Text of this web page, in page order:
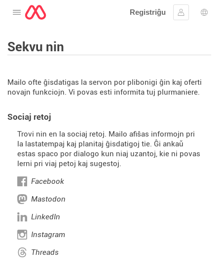
Malfermu la menuon
Registriĝu
Ensaluti
Sekvu nin
Mailo ofte ĝisdatigas la servon por plibonigi ĝin kaj oferti
novajn funkciojn. Vi povas esti informita tuj plurmaniere.
Sociaj retoj
Trovi nin en la sociaj retoj. Mailo afiŝas informojn pri
la lastatempaj kaj planitaj ĝisdatigoj tie. Ĝi ankaŭ
estas spaco por dialogo kun niaj uzantoj, kie ni povas
lerni pri viaj petoj kaj sugestoj.
Facebook
Mastodon
LinkedIn
Instagram
Threads